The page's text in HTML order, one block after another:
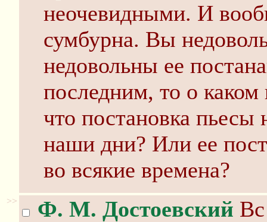
неочевидными. И
сумбурна. Вы
недовольны ее
последним, то о каком
что постановка пьесы
наши дни? Или ее
во всякие времена?
>> Ф. М. Достоевский